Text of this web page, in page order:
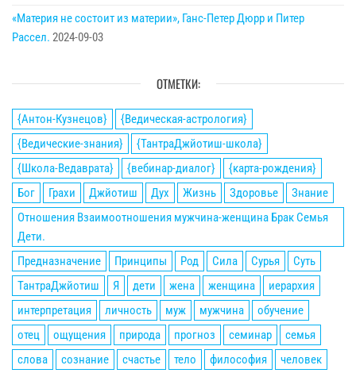
«Материя не состоит из материи», Ганс-Петер Дюрр и Питер
Рассел. 2024-09-03
ОТМЕТКИ:
{Антон-Кузнецов}
{Ведическая-астрология}
{Ведические-знания}
{ТантраДжйотиш-школа}
{Школа-Ведаврата}
{вебинар-диалог}
{карта-рождения}
Бог
Грахи Джйотиш Дух Жизнь Здоровье
Знание
Отношения Взаимоотношения мужчина-женщина Брак Семья
Дети.
Предназначение
Принципы Род Сила Сурья
Суть
ТантраДжйотиш
Я дети жена женщина
иерархия
интерпретация
личность муж мужчина
обучение
отец
ощущения природа прогноз семинар
семья
слова
сознание счастье тело философия
человек